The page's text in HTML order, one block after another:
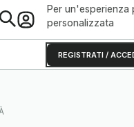
Per un'esperienza
personalizzata
REGISTRATI /